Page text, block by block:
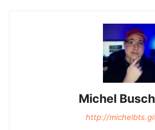
Michel
http://